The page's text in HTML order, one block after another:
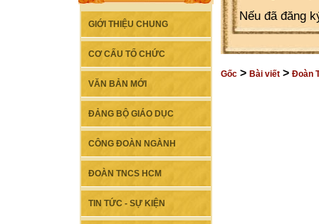
GIỚI THIỆU CHUNG
CƠ CẤU TỔ CHỨC
VĂN BẢN MỚI
ĐẢNG BỘ GIÁO DỤC
CÔNG ĐOÀN NGÀNH
ĐOÀN TNCS HCM
TIN TỨC - SỰ KIỆN
Nếu đã đăng
Gốc > Bài viết > Đoàn